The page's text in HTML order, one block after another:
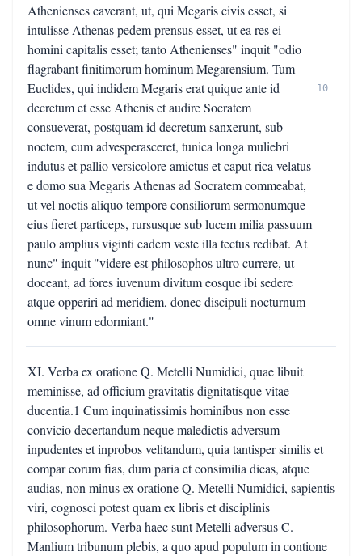
Athenienses caverant, ut, qui Megaris civis esset, si
intulisse Athenas pedem prensus esset, ut ea res ei
homini capitalis esset; tanto Athenienses" inquit "odio
flagrabant finitimorum hominum Megarensium. Tum
Euclides, qui indidem Megaris erat quique ante id
decretum et esse Athenis et audire Socratem
consueverat, postquam id decretum sanxerunt, sub
noctem, cum advesperasceret, tunica longa muliebri
indutus et pallio versicolore amictus et caput rica velatus
e domo sua Megaris Athenas ad Socratem commeabat,
ut vel noctis aliquo tempore consiliorum sermonumque
eius fieret particeps, rursusque sub lucem milia passuum
paulo amplius viginti eadem veste illa tectus redibat. At
nunc" inquit "videre est philosophos ultro currere, ut
doceant, ad fores iuvenum divitum eosque ibi sedere
atque opperiri ad meridiem, donec discipuli nocturnum
omne vinum edormiant."
10
XI. Verba ex oratione Q. Metelli Numidici, quae libuit
meminisse, ad officium gravitatis dignitatisque vitae
ducentia.1 Cum inquinatissimis hominibus non esse
convicio decertandum neque maledictis adversum
inpudentes et inprobos velitandum, quia tantisper similis et
compar eorum fias, dum paria et consimilia dicas, atque
audias, non minus ex oratione Q. Metelli Numidici, sapientis
viri, cognosci potest quam ex libris et disciplinis
philosophorum. Verba haec sunt Metelli adversus C.
Manlium tribunum plebis, a quo apud populum in contione